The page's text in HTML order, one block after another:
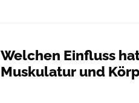
Welchen Einfluss
Muskulatur und